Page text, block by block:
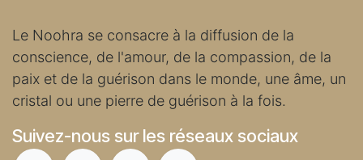
Le Noohra se consacre à la diffusion de la
conscience, de l'amour, de la compassion, de la
paix et de la guérison dans le monde, une âme, un
cristal ou une pierre de guérison à la fois.
Suivez-nous sur les réseaux sociaux